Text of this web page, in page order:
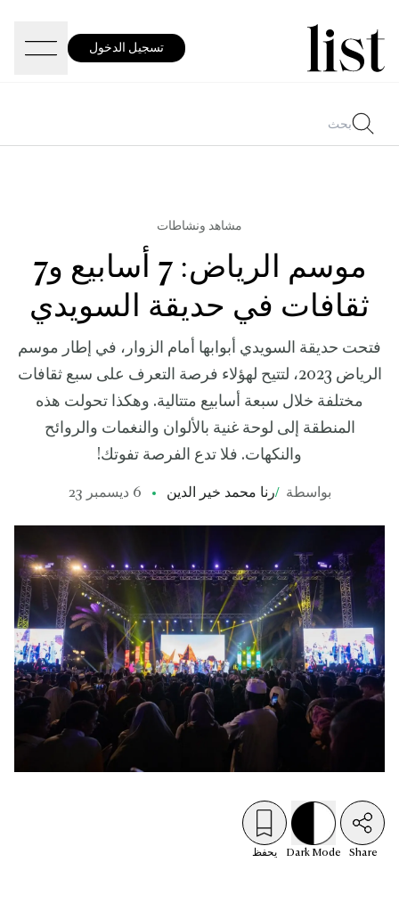
تسجيل الدخول
مشاهد ونشاطات
موسم الرياض: 7 أسابيع و7
ثقافات في حديقة السويدي
فتحت حديقة السويدي أبوابها أمام الزوار، في إطار موسم
الرياض 2023، لتتيح لهؤلاء فرصة التعرف على سبع ثقافات
مختلفة خلال سبعة أسابيع متتالية. وهكذا تحولت هذه
المنطقة إلى لوحة غنية بالألوان والنغمات والروائح
والنكهات. فلا تدع الفرصة تفوتك!
بواسطة /رنا محمد خير الدين 6 ديسمبر 23
Share
Dark Mode يحفظ